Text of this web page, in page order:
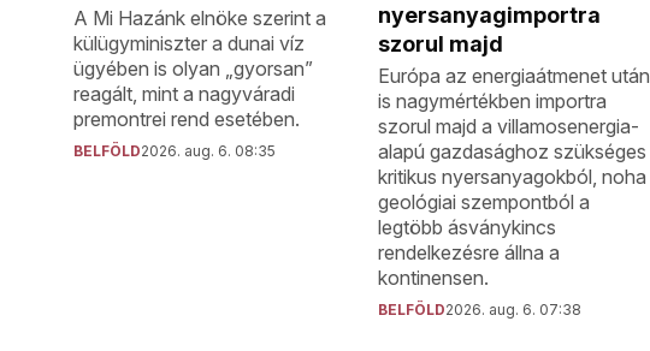
A Mi Hazánk elnöke szerint a
külügyminiszter a dunai víz
ügyében is olyan „gyorsan”
reagált, mint a nagyváradi
premontrei rend esetében.
BELFÖLD2026. aug. 6. 08:35
nyersanyagimportra
szorul majd
Európa az energiaátmenet után
is nagymértékben importra
szorul majd a villamosenergia-
alapú gazdasághoz szükséges
kritikus nyersanyagokból, noha
geológiai szempontból a
legtöbb ásványkincs
rendelkezésre állna a
kontinensen.
BELFÖLD2026. aug. 6. 07:38